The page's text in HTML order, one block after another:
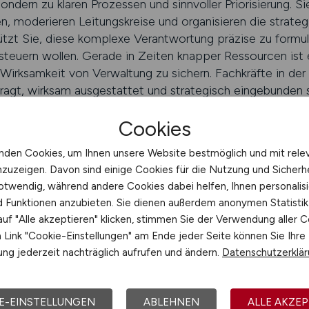
zu klaren Prozessen und sinnvoller Priorisierung.
moderieren Leitungskreise und organisieren die
Sie, diese komplexe Verantwortung präzise zu
wollen. Gerade in Zeiten knapper Ressourcen
von Verwaltung zu sichern. Fachkräfte in
wirksam ausgestattet und strategisch eingebunden
schalten
halten – durch smarte
zwischen Kontrolle und Vertrauen,
in diesem Feld entwickeln smarte Modelle,
liefern. Sie sorgen für Verlässlichkeit, ohne
Gestaltungsspielraum zu verlieren.
mit Aufgabenprofilen, die strategische Führung,
operative Umsetzungsorientierung
Cookies
Cookies, um Ihnen unsere Website bestmöglich und mit
Davon sind einige Cookies für die Nutzung und
während andere Cookies dabei helfen, Ihnen
Funktionen anzubieten. Sie dienen außerdem anonymen
"Alle akzeptieren" klicken, stimmen Sie der Verwendung aller
"Cookie-Einstellungen" am Ende jeder Seite können Sie Ihre
jederzeit nachträglich aufrufen und ändern.
EINSTELLUNGEN ABLEHNEN ALLE